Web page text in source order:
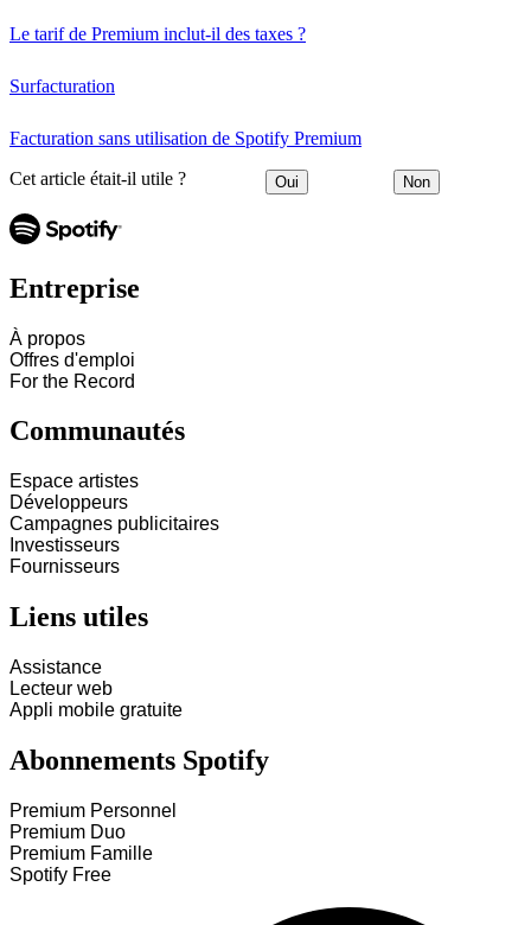
Le tarif de Premium inclut-il des taxes ?
Surfacturation
Facturation sans utilisation de Spotify Premium
Cet article était-il utile ? Oui Non
Entreprise
À propos
Offres d'emploi
For the Record
Communautés
Espace artistes
Développeurs
Campagnes publicitaires
Investisseurs
Fournisseurs
Liens utiles
Assistance
Lecteur web
Appli mobile gratuite
Abonnements Spotify
Premium Personnel
Premium Duo
Premium Famille
Spotify Free